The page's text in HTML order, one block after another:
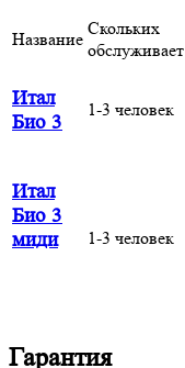
Название
Скольких
обслуживает
Итал
Био 3
1-3 человек
Итал
Био 3
миди
1-3 человек
Гарантия